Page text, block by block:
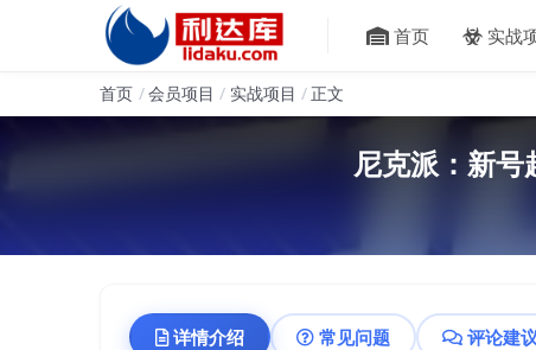
首页 实战
首页 会员项目 实战项目 正文
尼克派：新
详情介绍 常见问题 评论建议